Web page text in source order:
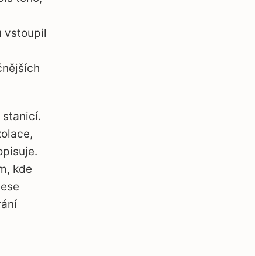
vstoupil
stanicí.
kde